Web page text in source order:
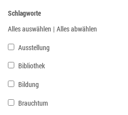
Schlagworte
Alles auswählen | Alles abwählen
Ausstellung
Bibliothek
Bildung
Brauchtum